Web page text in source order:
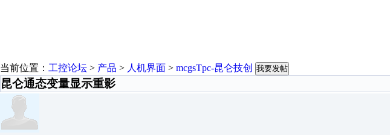
当前位置： 工控论坛 > 产品 > 人机界面 > mcgsTpc-昆仑技创 我要发帖
昆仑通态变量显示重影